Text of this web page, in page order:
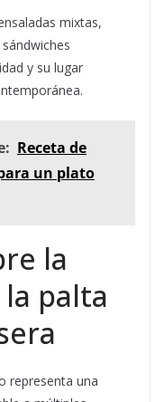
mixtas,
y su lugar
Receta de
un plato
la
palta
representa una